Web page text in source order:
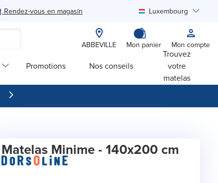
Rendez-vous en magasin Luxembourg
ABBEVILLE Mon panier Mon compte
Promotions Nos conseils
Trouvez
votre
matelas
Matelas Minime - 140x200 cm